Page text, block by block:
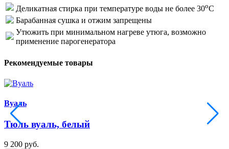
Деликатная стирка при температуре воды не более 30oC
Барабанная сушка и отжим запрещены
Утюжить при минимальном нагреве утюга, возможно
применение парогенератора
Рекомендуемые товары
Вуаль
Тюль вуаль, белый
9 200 руб.